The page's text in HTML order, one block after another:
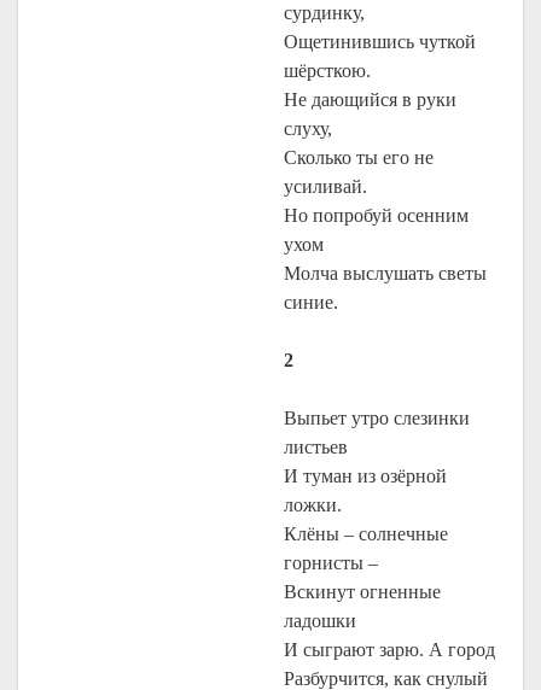
сурдинку,
Ощетинившись чуткой
шёрсткою.
Не дающийся в руки
слуху,
Сколько ты его не
усиливай.
Но попробуй осенним
ухом
Молча выслушать светы
синие.
2
Выпьет утро слезинки
листьев
И туман из озёрной
ложки.
Клёны – солнечные
горнисты –
Вскинут огненные
ладошки
И сыграют зарю. А город
Разбурчится, как снулый